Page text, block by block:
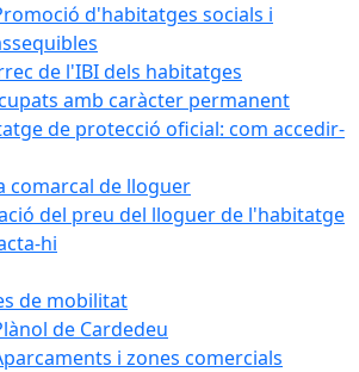
d'habitatges socials i
de l'IBI dels habitatges
amb caràcter permanent
de protecció oficial: com accedir-
comarcal de lloguer
del preu del lloguer de l'habitatge
hi
de mobilitat
de Cardedeu
i zones comercials